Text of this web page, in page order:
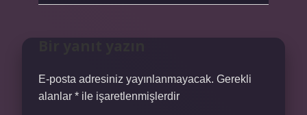
E-posta adresiniz yayınlanmayacak. Gerekli
alanlar * ile işaretlenmişlerdir